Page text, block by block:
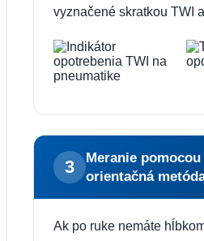
vyznačené skratkou TWI
3
Meranie
orientačná
Ak po ruke nemáte